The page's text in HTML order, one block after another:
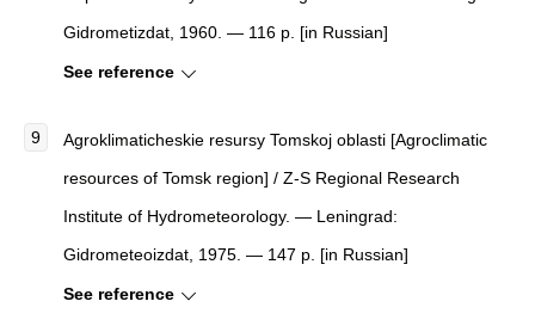
Gidrometizdat, 1960. — 116 p. [in Russian]
See reference
Agroklimaticheskie resursy Tomskoj oblasti [Agroclimatic
resources of Tomsk region] / Z-S Regional Research
Institute of Hydrometeorology. — Leningrad:
Gidrometeoizdat, 1975. — 147 p. [in Russian]
See reference